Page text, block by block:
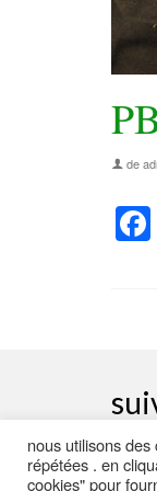
de
© 2026
nous utilisons
répétées . en
cookies" pour